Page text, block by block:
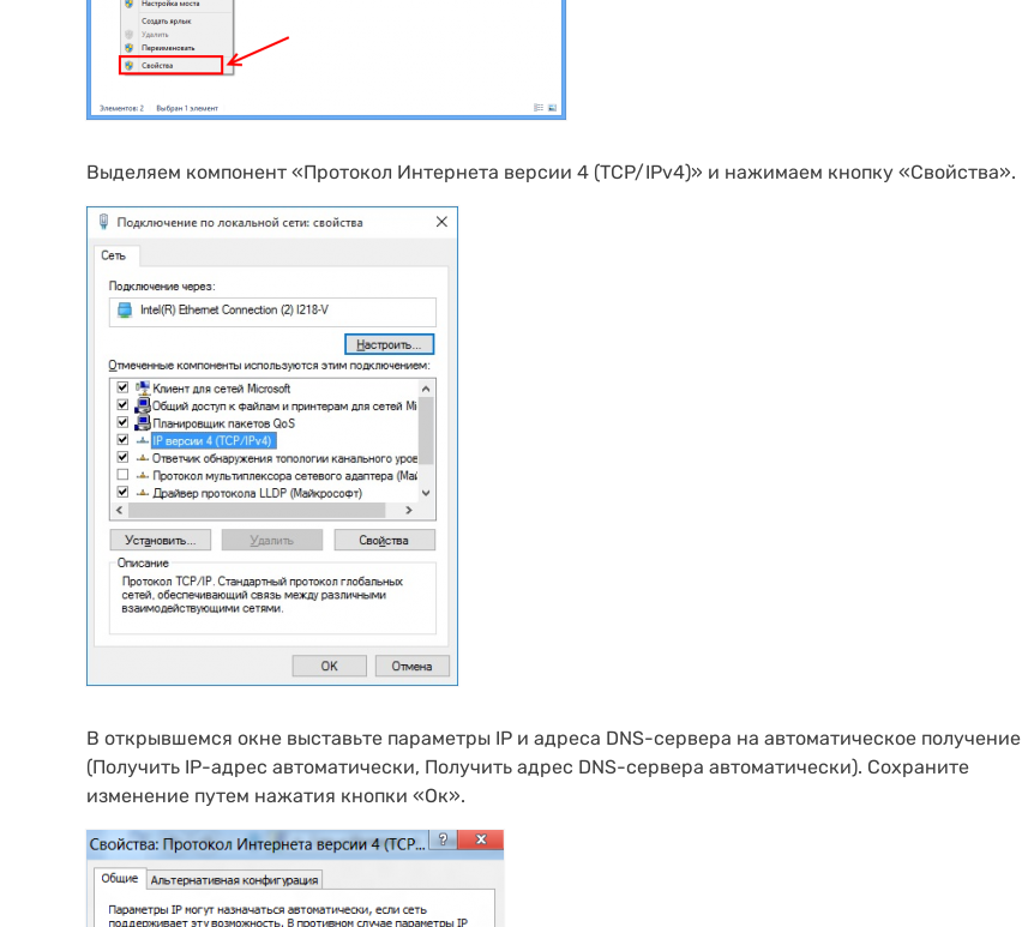
Выделяем компонент «Протокол Интернета версии 4 (TCP/IPv4)» и нажимаем кнопку «Свойства».
В открывшемся окне выставьте параметры IP и адреса DNS-сервера на автоматическое получение
(Получить IP-адрес автоматически, Получить адрес DNS-сервера автоматически). Сохраните
изменение путем нажатия кнопки «Ок».